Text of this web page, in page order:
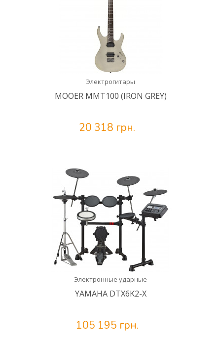
Электрогитары
MOOER MMT100 (IRON GREY)
20 318 грн.
Электронные ударные
YAMAHA DTX6K2-X
105 195 грн.